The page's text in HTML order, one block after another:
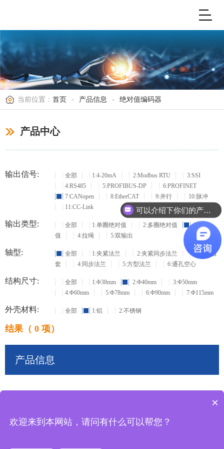
当前位置： 首页 - 产品信息 - 绝对值编码器
产品中心
输出信号: 全部 1:4-20mA 2:Modbus RTU
3:SSI
4:RS485
5:PROFIBUS-DP
6:PROFINET
7:CANopen
8:EtherCAT 9:并行
10:脉冲
11:CC-Link
输出类型: 全部 1:单圈绝对值 2:多圈绝对值
3:增量
值
4:拉绳 5:双输出
轴型: 全部 1:夹紧法兰 2:夹紧同步法兰
3:盲孔轴
套
4:同步法兰 5:方型法兰 6:通孔空心
结构尺寸: 全部 1:Φ38mm 2:Φ40mm
3:Φ50mm
4:Φ60mm
5:Φ78mm 6:Φ90mm 7:Φ115mm
外壳材料: 全部 1:铝 2:不锈钢
结果（ 0 项）
产品信息
可以介绍下你们的产品么？
×
欢迎来到本网站，请问有什么可以帮您？